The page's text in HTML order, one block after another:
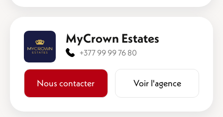
MyCrown Estates
+377 99 99 76 80
Nous contacter Voir l'agence